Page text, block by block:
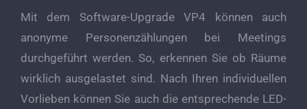
Mit dem Software-Upgrade VP4 können auch
anonyme Personenzählungen bei Meetings
durchgeführt werden. So, erkennen Sie ob Räume
wirklich ausgelastet sind. Nach Ihren individuellen
Vorlieben können Sie auch die entsprechende LED-